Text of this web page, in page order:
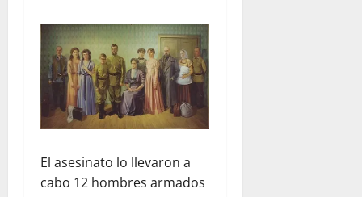
El asesinato lo llevaron a
cabo 12 hombres armados